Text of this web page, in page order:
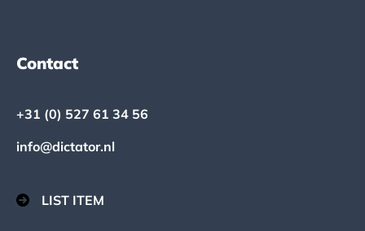
Footer
Contact
+31 (0) 527 61 34 56
info@dictator.nl
LIST ITEM